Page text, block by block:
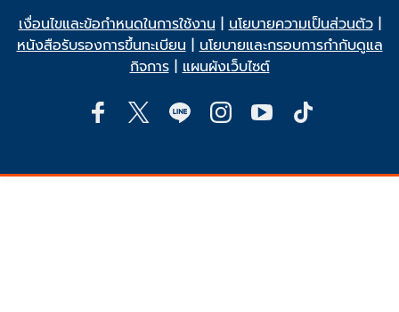
เงื่อนไขและข้อกำหนดในการใช้งาน | นโยบายความเป็นส่วนตัว|
หนังสือรับรองการขึ้นทะเบียน | นโยบายและกรอบการกำกับดูแล
กิจการ| แผนผังเว็บไซต์